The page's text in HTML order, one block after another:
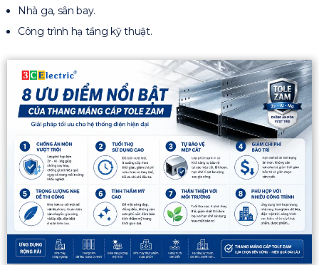
Nhà ga, sân bay.
Công trình hạ tầng kỹ thuật.